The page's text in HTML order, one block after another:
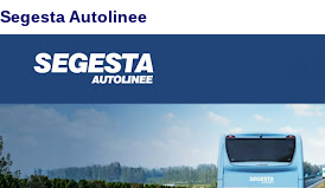
Segesta Autolinee